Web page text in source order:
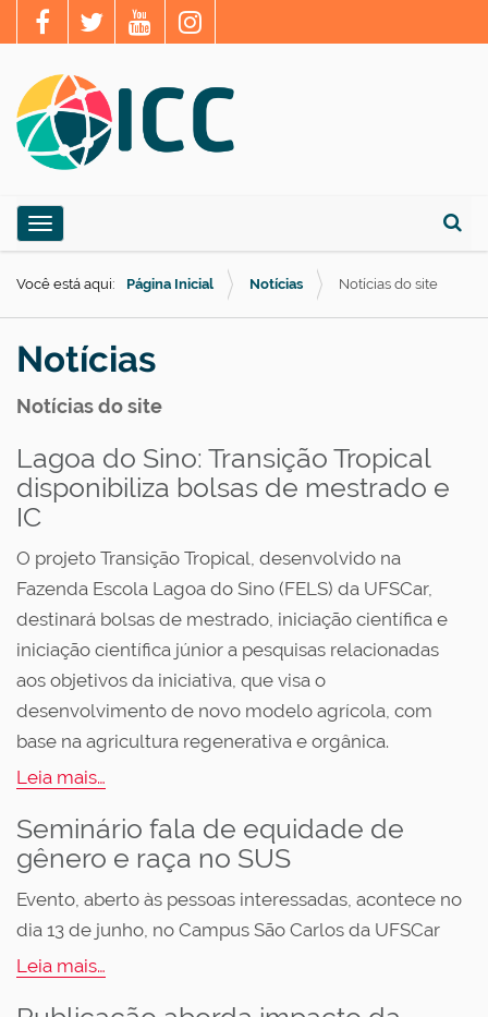
Busca
Toggle navigation
Você está aqui: Página Inicial Notícias Notícias do site
Notícias
Notícias do site
Lagoa do Sino: Transição Tropical
disponibiliza bolsas de mestrado e
IC
O projeto Transição Tropical, desenvolvido na
Fazenda Escola Lagoa do Sino (FELS) da UFSCar,
destinará bolsas de mestrado, iniciação científica e
iniciação científica júnior a pesquisas relacionadas
aos objetivos da iniciativa, que visa o
desenvolvimento de novo modelo agrícola, com
base na agricultura regenerativa e orgânica.
Leia mais…
Seminário fala de equidade de
gênero e raça no SUS
Evento, aberto às pessoas interessadas, acontece no
dia 13 de junho, no Campus São Carlos da UFSCar
Leia mais…